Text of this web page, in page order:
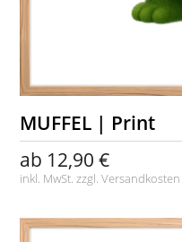
MUFFEL | Print
ab 12,90 €
inkl. MwSt. zzgl.Versandkosten